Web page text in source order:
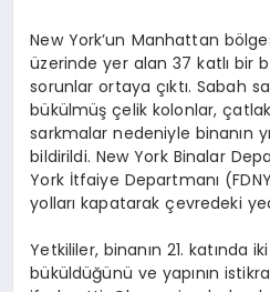
New York’un Manhattan
üzerinde yer alan 37 katlı bir
sorunlar ortaya çıktı. Sabah
bükülmüş çelik kolonlar,
sarkmalar nedeniyle binanın
bildirildi. New York Binalar
York İtfaiye Departmanı
yolları kapatarak çevredeki
Yetkililer, binanın 21. katında
büküldüğünü ve yapının